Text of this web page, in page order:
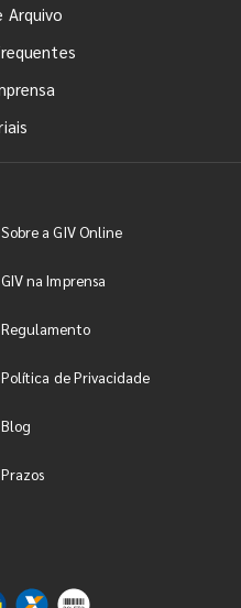
Arquivo
Sobre a GIV Online
GIV na Imprensa
Regulamento
Política de Privacidade
Blog
Prazos